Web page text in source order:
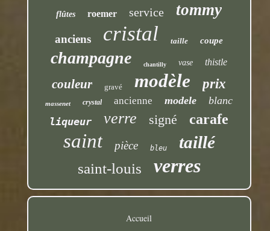
flûtes roemer service tommy
anciens cristal taille coupe
champagne chantilly vase thistle
couleur gravé modèle prix
massenet crystal ancienne modele
blanc
liqueur
verre signé carafe
saint pièce bleu taillé
saint-louis verres
Accueil